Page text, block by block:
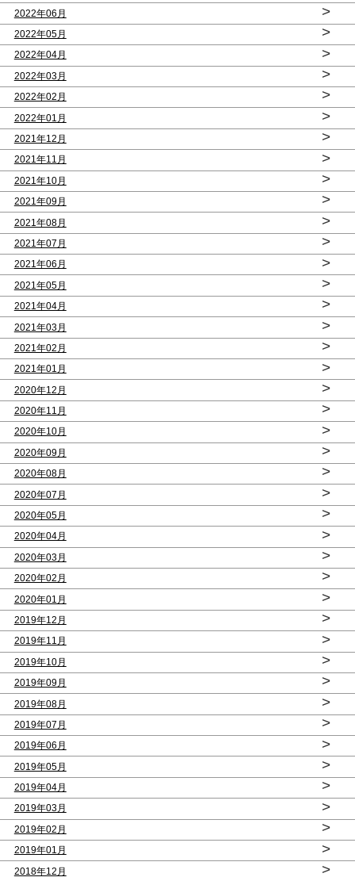
2022年06月 >
2022年05月 >
2022年04月 >
2022年03月 >
2022年02月 >
2022年01月 >
2021年12月 >
2021年11月 >
2021年10月 >
2021年09月 >
2021年08月 >
2021年07月 >
2021年06月 >
2021年05月 >
2021年04月 >
2021年03月 >
2021年02月 >
2021年01月 >
2020年12月 >
2020年11月 >
2020年10月 >
2020年09月 >
2020年08月 >
2020年07月 >
2020年05月 >
2020年04月 >
2020年03月 >
2020年02月 >
2020年01月 >
2019年12月 >
2019年11月 >
2019年10月 >
2019年09月 >
2019年08月 >
2019年07月 >
2019年06月 >
2019年05月 >
2019年04月 >
2019年03月 >
2019年02月 >
2019年01月 >
2018年12月 >